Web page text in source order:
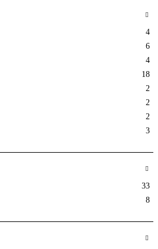
4
6
4
18
2
2
2
3
33
8